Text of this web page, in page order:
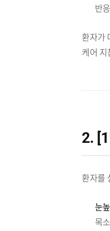
반
환자가
케어 지
2.
환자를
눈
목